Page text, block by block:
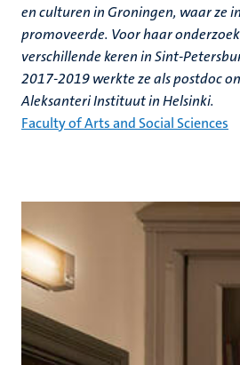
en culturen in Groningen, waar ze
promoveerde. Voor haar
verschillende keren in Sint-
2017-2019 werkte ze als postdoc
Aleksanteri Instituut in Helsinki.
Faculty of Arts and Social Sciences